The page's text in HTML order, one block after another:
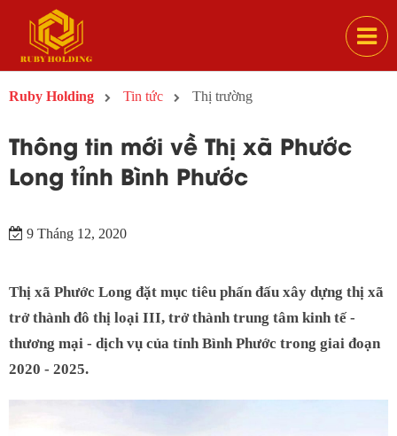
Ruby Holding Tin tức Thị trường
Thông tin mới về Thị xã Phước
Long tỉnh Bình Phước
9 Tháng 12, 2020
Thị xã Phước Long đặt mục tiêu phấn đấu xây dựng thị xã
trở thành đô thị loại III, trở thành trung tâm kinh tế -
thương mại - dịch vụ của tỉnh Bình Phước trong giai đoạn
2020 - 2025.